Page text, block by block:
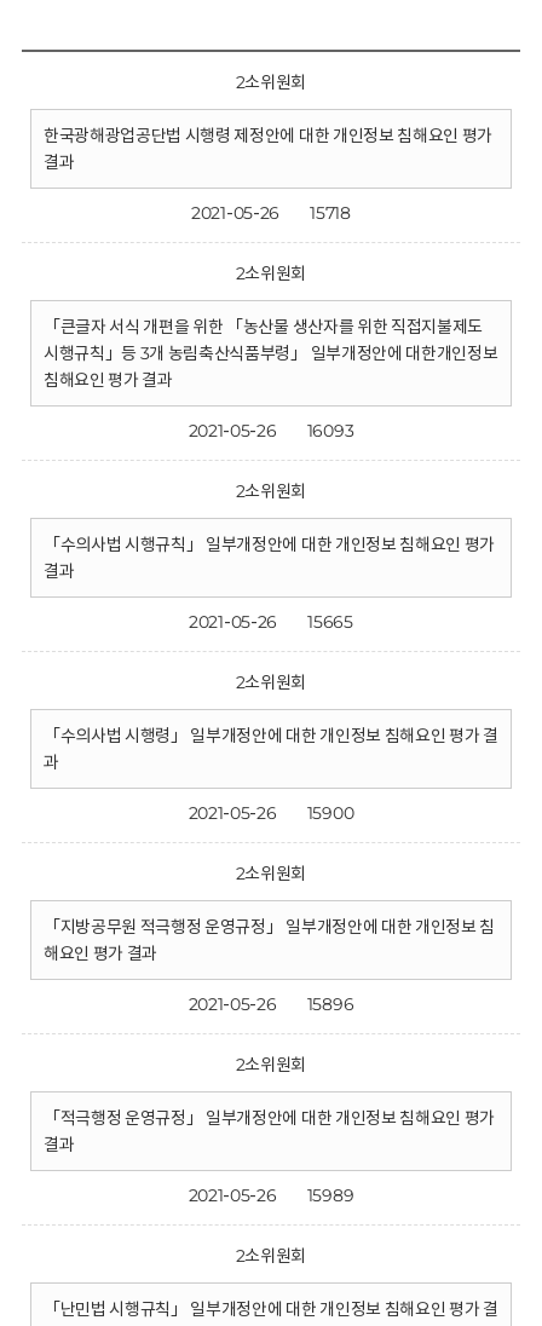
2소위원회
한국광해광업공단법 시행령 제정안에 대한 개인정보 침해요인 평가
결과
2021-05-26 15718
2소위원회
「큰글자 서식 개편을 위한 「농산물 생산자를 위한 직접지불제도
시행규칙」등 3개 농림축산식품부령」 일부개정안에 대한개인정보
침해요인 평가 결과
2021-05-26 16093
2소위원회
「수의사법 시행규칙」 일부개정안에 대한 개인정보 침해요인 평가
결과
2021-05-26 15665
2소위원회
「수의사법 시행령」 일부개정안에 대한 개인정보 침해요인 평가 결
과
2021-05-26 15900
2소위원회
「지방공무원 적극행정 운영규정」 일부개정안에 대한 개인정보 침
해요인 평가 결과
2021-05-26 15896
2소위원회
「적극행정 운영규정」 일부개정안에 대한 개인정보 침해요인 평가
결과
2021-05-26 15989
2소위원회
「난민법 시행규칙」 일부개정안에 대한 개인정보 침해요인 평가 결